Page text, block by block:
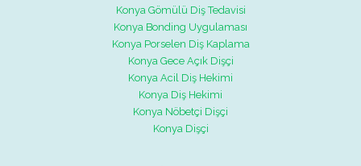
Konya Gömülü Diş Tedavisi
Konya Bonding Uygulaması
Konya Porselen Diş Kaplama
Konya Gece Açık Dişçi
Konya Acil Diş Hekimi
Konya Diş Hekimi
Konya Nöbetçi Dişçi
Konya Dişçi